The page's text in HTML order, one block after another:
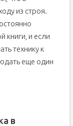
из строя.
книги, и если
технику к
еще один
в